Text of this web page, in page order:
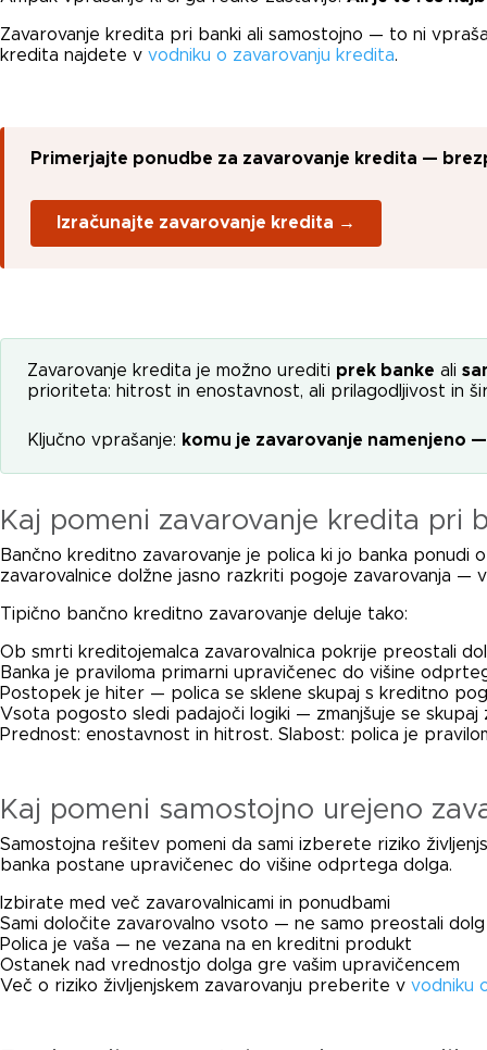
Zavarovanje kredita pri banki ali samostojno — to ni
kredita najdete v vodniku o zavarovanju kredita.
Primerjajte ponudbe za zavarovanje kredita —
Izračunajte zavarovanje kredita →
Zavarovanje kredita je možno urediti prek banke ali
prioriteta: hitrost in enostavnost, ali prilagodljivost in
Ključno vprašanje: komu je zavarovanje namenjeno
Kaj pomeni zavarovanje kredita pri
Bančno kreditno zavarovanje je polica ki jo banka
zavarovalnice dolžne jasno razkriti pogoje zavarovanja —
Tipično bančno kreditno zavarovanje deluje tako:
Ob smrti kreditojemalca zavarovalnica pokrije preostali
Banka je praviloma primarni upravičenec do višine
Postopek je hiter — polica se sklene skupaj s kreditno
Vsota pogosto sledi padajoči logiki — zmanjšuje se skupaj
Prednost: enostavnost in hitrost. Slabost: polica je
Kaj pomeni samostojno urejeno
Samostojna rešitev pomeni da sami izberete riziko
banka postane upravičenec do višine odprtega dolga.
Izbirate med več zavarovalnicami in ponudbami
Sami določite zavarovalno vsoto — ne samo preostali dolg
Polica je vaša — ne vezana na en kreditni produkt
Ostanek nad vrednostjo dolga gre vašim upravičencem
Več o riziko življenjskem zavarovanju preberite v vodniku